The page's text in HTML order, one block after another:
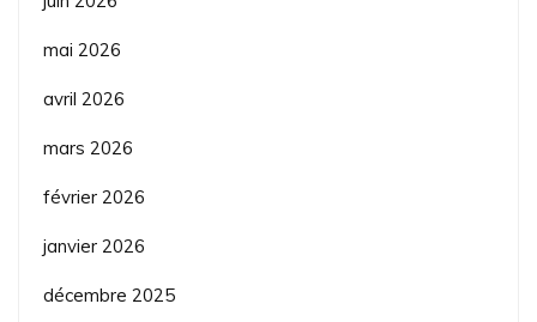
mai 2026
avril 2026
mars 2026
février 2026
janvier 2026
décembre 2025